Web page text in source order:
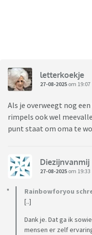
letterkoekje
27-08-2025 om 19:07
Als je overweegt nog
rimpels ook wel
punt staat om oma te
Diezijnvanmij
27-08-2025 om 19:33
Rainbowforyou
[..]
Dank je. Dat ga ik
mensen er zelf